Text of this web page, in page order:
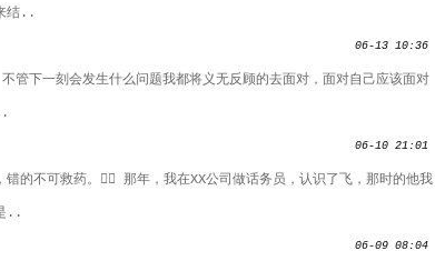
结..
06-13 10:36
管下一刻会发生什么问题我都将义无反顾的去面对，面对自己应该面对
06-10 21:01
的不可救药。 那年，我在XX公司做话务员，认识了飞，那时的他我
..
06-09 08:04